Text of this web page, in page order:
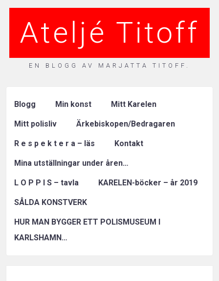
Ateljé Titoff
EN BLOGG AV MARJATTA TITOFF.
Blogg Min konst Mitt Karelen
Mitt polisliv Ärkebiskopen/Bedragaren
R e s p e k t e r a – läs Kontakt
Mina utställningar under åren…
L O P P I S – tavla KARELEN-böcker – år 2019
SÅLDA KONSTVERK
HUR MAN BYGGER ETT POLISMUSEUM I
KARLSHAMN…